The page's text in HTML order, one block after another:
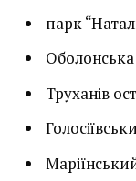
парк
Труханів